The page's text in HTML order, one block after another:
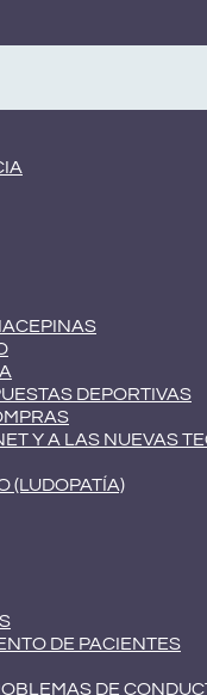
DEPORTIVAS
Y A LAS NUEVAS
(LUDOPATÍA)
DE PACIENTES
DE